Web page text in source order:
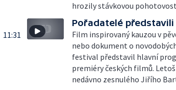
hrozily stávkovou
11:31
Pořadatelé představili
Film inspirovaný kauzou v
nebo dokument o
festival představil hlavní
premiéry českých filmů.
nedávno zesnulého Jiřího